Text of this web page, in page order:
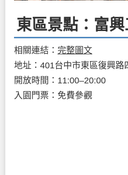
東區景點：富興
相關連結： 完整圖文
地址：401台中市東區復興路
開放時間：11:00–20:00
入園門票：免費參觀